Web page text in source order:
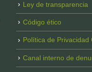
Ley de transparencia
Código ético
Política de Privacidad
Canal interno de